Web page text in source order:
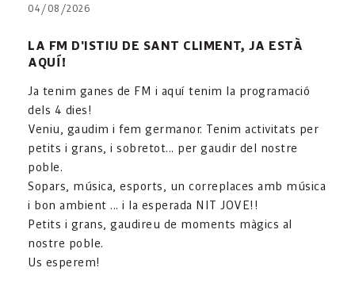
04/08/2026
LA FM D'ISTIU DE SANT CLIMENT, JA ESTÀ
AQUÍ!
Ja tenim ganes de FM i aquí tenim la programació
dels 4 dies!
Veniu, gaudim i fem germanor. Tenim activitats per
petits i grans, i sobretot... per gaudir del nostre
poble.
Sopars, música, esports, un correplaces amb música
i bon ambient ... i la esperada NIT JOVE!!
Petits i grans, gaudireu de moments màgics al
nostre poble.
Us esperem!